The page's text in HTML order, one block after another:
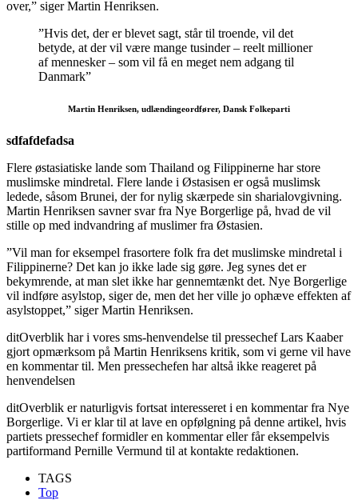
over,” siger Martin Henriksen.
”Hvis det, der er blevet sagt, står til troende, vil det
betyde, at der vil være mange tusinder – reelt millioner
af mennesker – som vil få en meget nem adgang til
Danmark”
Martin Henriksen, udlændingeordfører, Dansk Folkeparti
sdfafdefadsa
Flere østasiatiske lande som Thailand og Filippinerne har store
muslimske mindretal. Flere lande i Østasisen er også muslimsk
ledede, såsom Brunei, der for nylig skærpede sin sharialovgivning.
Martin Henriksen savner svar fra Nye Borgerlige på, hvad de vil
stille op med indvandring af muslimer fra Østasien.
”Vil man for eksempel frasortere folk fra det muslimske mindretal i
Filippinerne? Det kan jo ikke lade sig gøre. Jeg synes det er
bekymrende, at man slet ikke har gennemtænkt det. Nye Borgerlige
vil indføre asylstop, siger de, men det her ville jo ophæve effekten af
asylstoppet,” siger Martin Henriksen.
ditOverblik har i vores sms-henvendelse til pressechef Lars Kaaber
gjort opmærksom på Martin Henriksens kritik, som vi gerne vil have
en kommentar til. Men pressechefen har altså ikke reageret på
henvendelsen
ditOverblik er naturligvis fortsat interesseret i en kommentar fra Nye
Borgerlige. Vi er klar til at lave en opfølgning på denne artikel, hvis
partiets pressechef formidler en kommentar eller får eksempelvis
partiformand Pernille Vermund til at kontakte redaktionen.
TAGS
Top